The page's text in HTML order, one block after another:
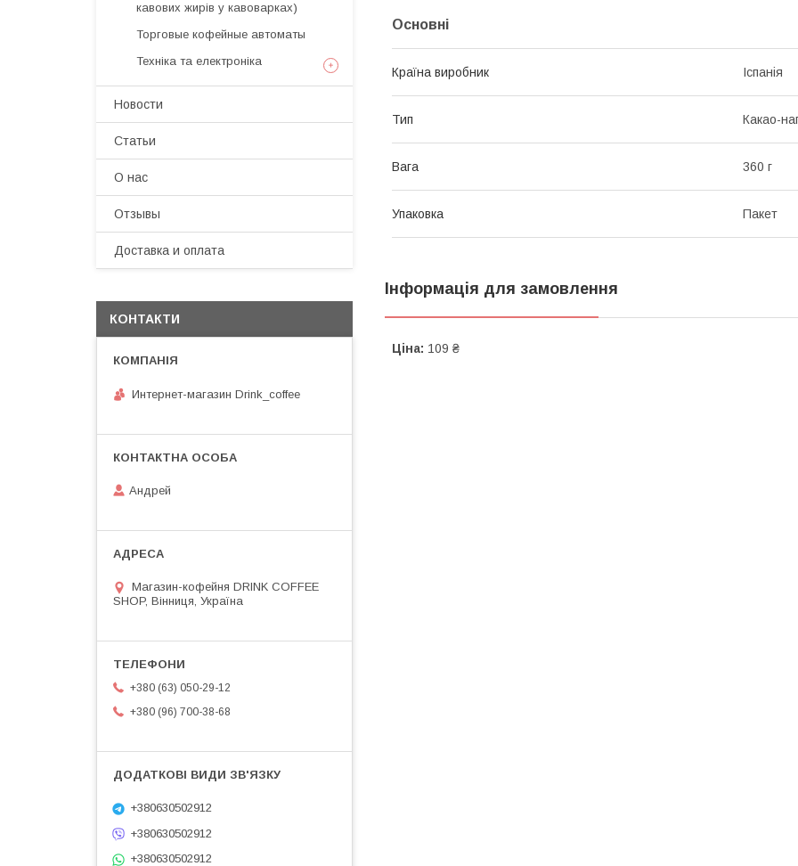
Основні
Країна виробник Іспанія
Тип Какао-
Вага 360 г
Упаковка Пакет
Інформація для замовлення
Ціна: 109 ₴
кавових жирів у кавоварках)
Торговые кофейные автоматы
Техніка та електроніка
Новости
Статьи
О нас
Отзывы
Доставка и оплата
КОНТАКТИ
Интернет-магазин Drink_coffee
Андрей
Магазин-кофейня DRINK COFFEE
SHOP, Вінниця, Україна
+380 (63) 050-29-12
+380 (96) 700-38-68
+380630502912
+380630502912
+380630502912